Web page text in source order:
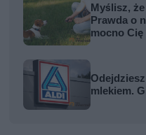
Myślisz,
Prawda o
mocno
mlekiem.